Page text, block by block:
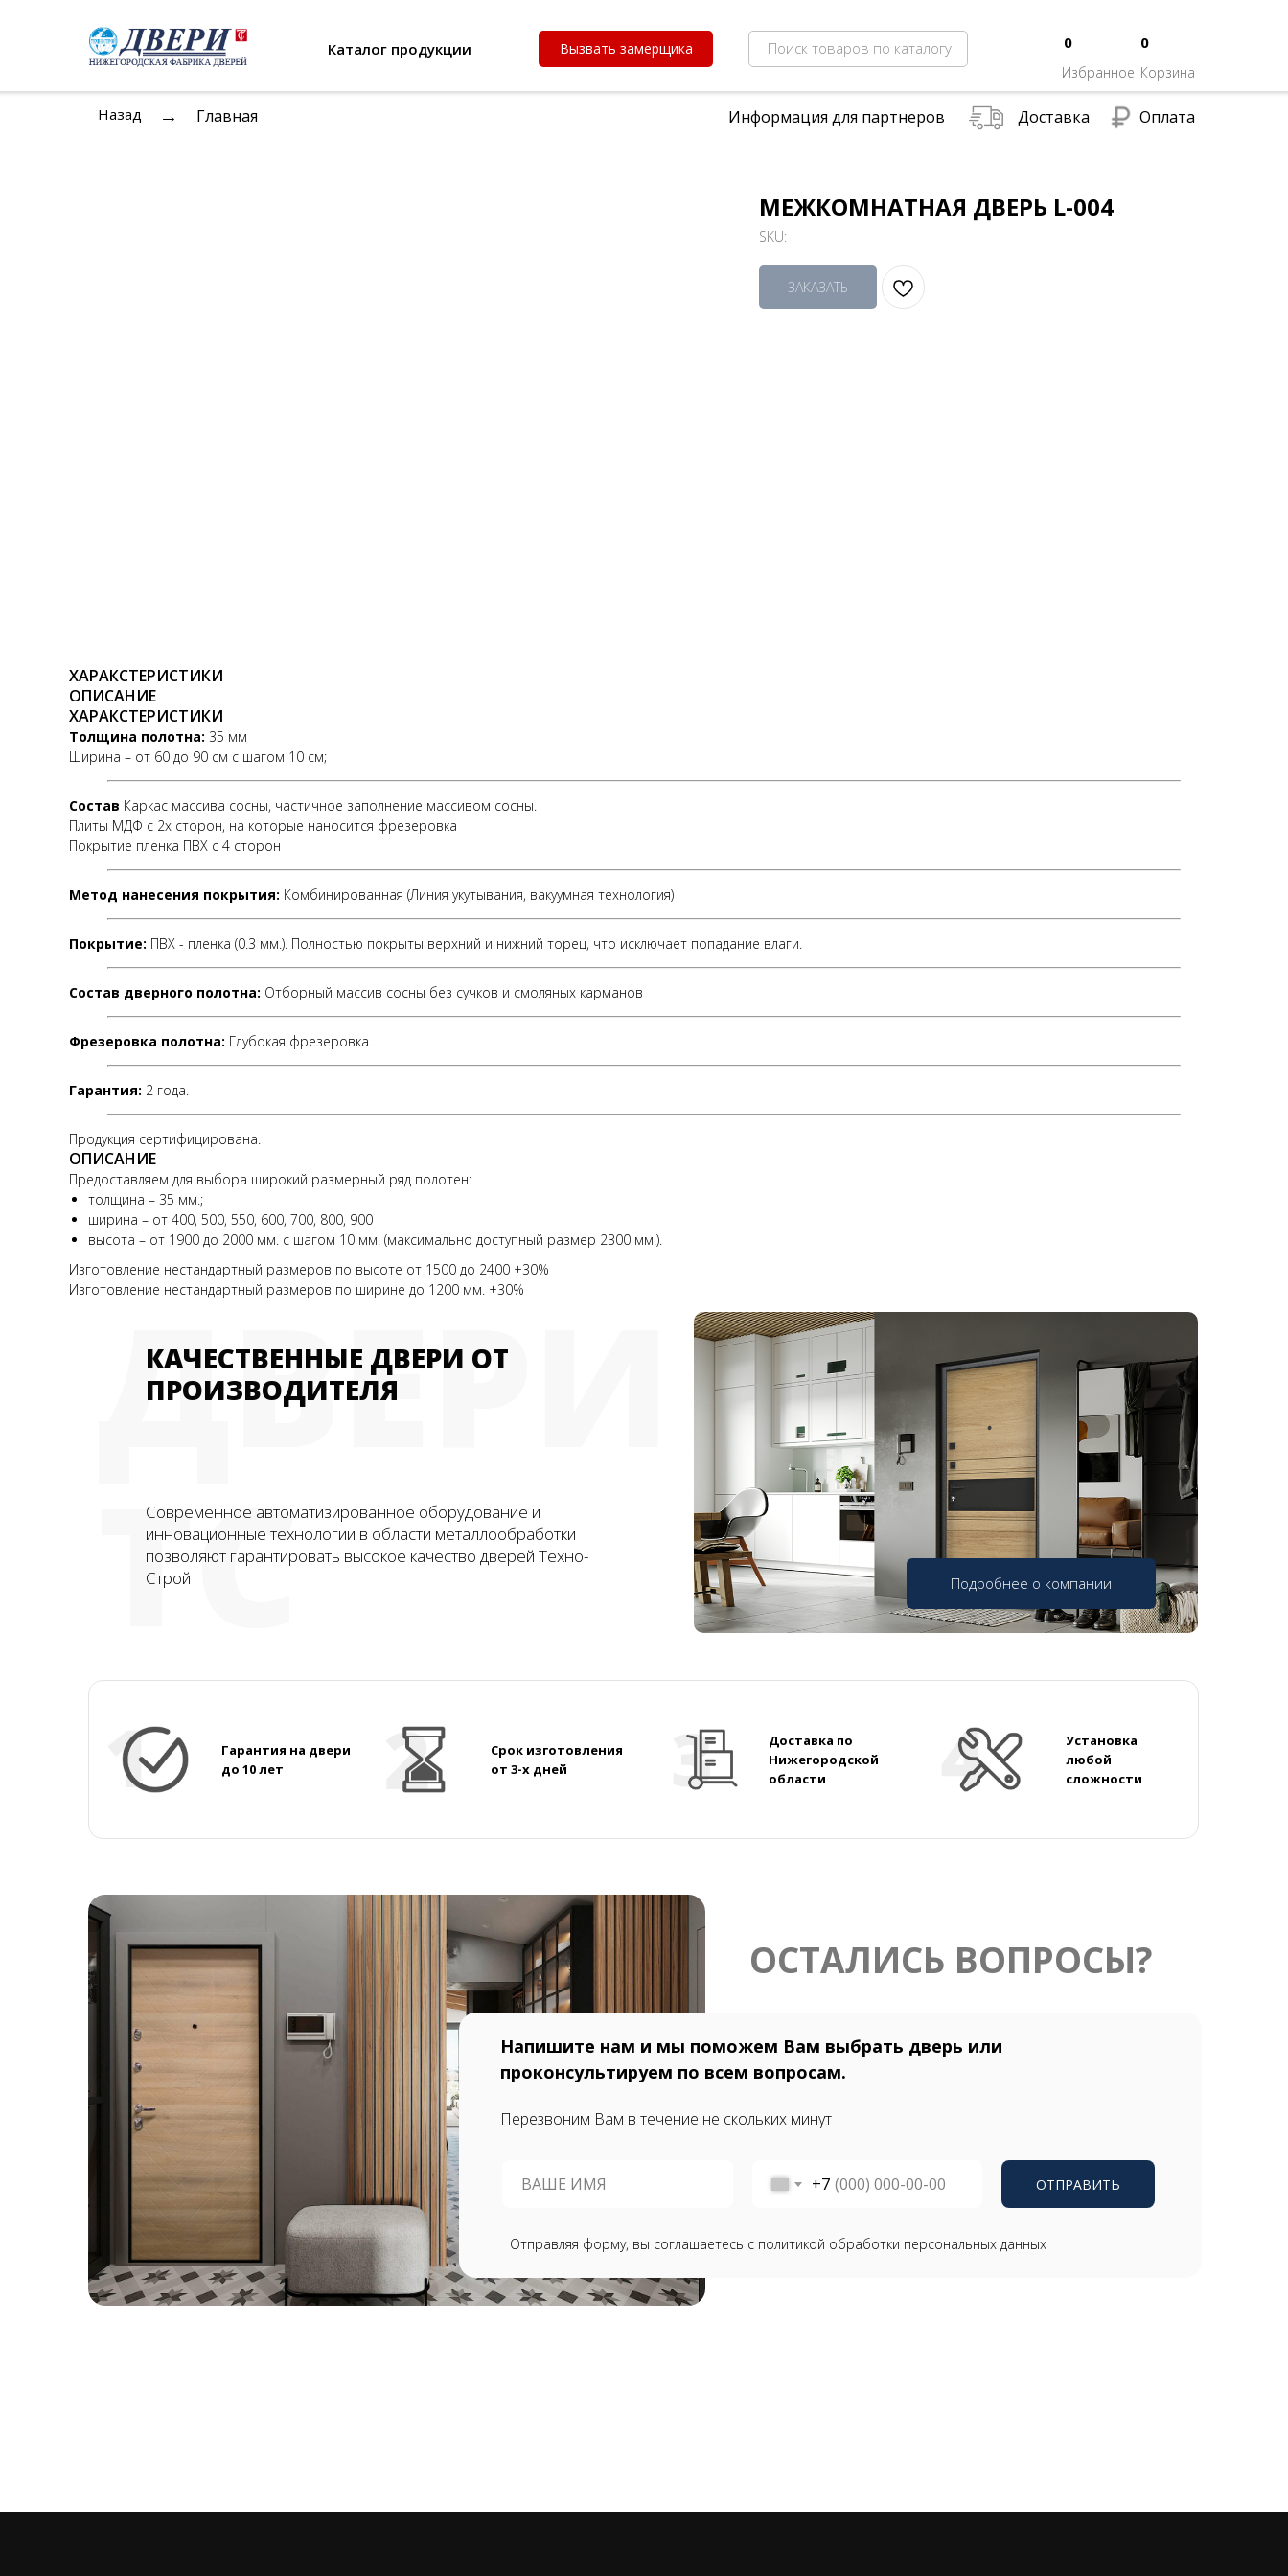
Главная Доставка Оплата
Корзина
0
Избранное
0
Назад
Вызвать замерщика
Каталог продукции Поиск товаров по каталогу
→ Информация для партнеров
МЕЖКОМНАТНАЯ ДВЕРЬ L-004
SKU:
ЗАКАЗАТЬ
ХАРАКСТЕРИСТИКИ
ОПИСАНИЕ
ХАРАКСТЕРИСТИКИ
Толщина полотна: 35 мм
Ширина – от 60 до 90 см с шагом 10 см;
Состав Каркас массива сосны, частичное заполнение массивом сосны.
Плиты МДФ с 2х сторон, на которые наносится фрезеровка
Покрытие пленка ПВХ с 4 сторон
Метод нанесения покрытия: Комбинированная (Линия укутывания, вакуумная технология)
Покрытие: ПВХ - пленка (0.3 мм.). Полностью покрыты верхний и нижний торец, что исключает попадание влаги.
Состав дверного полотна: Отборный массив сосны без сучков и смоляных карманов
Фрезеровка полотна: Глубокая фрезеровка.
Гарантия: 2 года.
Продукция сертифицирована.
ОПИСАНИЕ
Предоставляем для выбора широкий размерный ряд полотен:
толщина – 35 мм.;
ширина – от 400, 500, 550, 600, 700, 800, 900
высота – от 1900 до 2000 мм. с шагом 10 мм. (максимально доступный размер 2300 мм.).
Изготовление нестандартный размеров по высоте от 1500 до 2400 +30%
Изготовление нестандартный размеров по ширине до 1200 мм. +30%
ДВЕРИ
ТС
КАЧЕСТВЕННЫЕ ДВЕРИ ОТ
ПРОИЗВОДИТЕЛЯ
Подробнее о компании
Современное автоматизированное оборудование и
инновационные технологии в области металлообработки
позволяют гарантировать высокое качество дверей Техно-
Строй
Гарантия на двери
до 10 лет
Срок изготовления
от 3-х дней
Доставка по
Нижегородской
области
Установка
любой
сложности
+7 ОТПРАВИТЬ
ОСТАЛИСЬ ВОПРОСЫ?
Напишите нам и мы поможем Вам выбрать дверь или
проконсультируем по всем вопросам.
Перезвоним Вам в течение не скольких минут
Отправляя форму, вы соглашаетесь с политикой обработки персональных данных